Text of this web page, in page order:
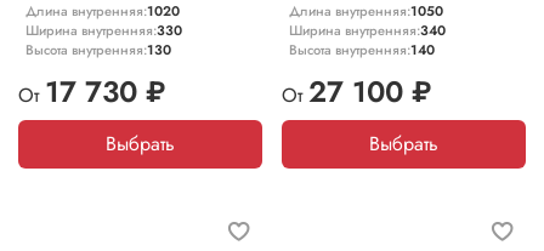
Длина внутренняя:1020
Ширина внутренняя:330
Высота внутренняя:130
От 17 730 ₽
Выбрать
Длина внутренняя:1050
Ширина внутренняя:340
Высота внутренняя:140
От 27 100 ₽
Выбрать